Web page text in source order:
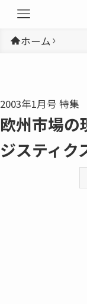
ホーム
2003年1月号 特集
欧州市場の
ジスティク